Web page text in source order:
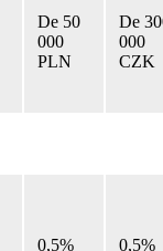
De 50
000
PLN
De
000
CZK
0,5% 0,5%